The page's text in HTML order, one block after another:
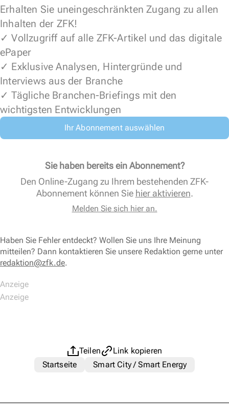
Erhalten Sie uneingeschränkten Zugang zu allen
Inhalten der ZFK!
✓ Vollzugriff auf alle ZFK-Artikel und das digitale
ePaper
✓ Exklusive Analysen, Hintergründe und
Interviews aus der Branche
✓ Tägliche Branchen-Briefings mit den
wichtigsten Entwicklungen
Ihr Abonnement auswählen
Sie haben bereits ein Abonnement?
Den Online-Zugang zu Ihrem bestehenden ZFK-
Abonnement können Sie hier aktivieren.
Melden Sie sich hier an.
Haben Sie Fehler entdeckt? Wollen Sie uns Ihre Meinung
mitteilen? Dann kontaktieren Sie unsere Redaktion gerne unter
redaktion@zfk.de.
Teilen
Link kopieren
Startseite
Smart City / Smart Energy